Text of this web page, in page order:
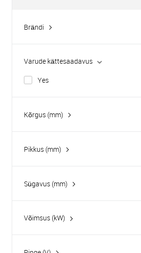
Brändi
Varude kättesaadavus
Yes
Kõrgus (mm)
Pikkus (mm)
Sügavus (mm)
Võimsus (kW)